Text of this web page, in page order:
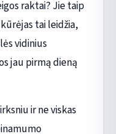
raktai? Jie taip
tai leidžia,
vidinius
jau pirmą dieną
ir ne viskas